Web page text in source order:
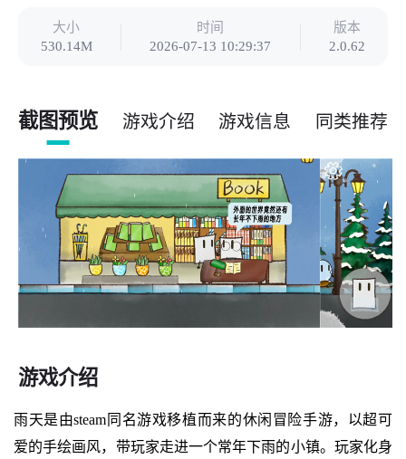
大小
530.14M
时间
2026-07-13 10:29:37
版本
2.0.62
截图预览 游戏介绍 游戏信息 同类推荐
游戏介绍
雨天是由steam同名游戏移植而来的休闲冒险手游，以超可
爱的手绘画风，带玩家走进一个常年下雨的小镇。玩家化身